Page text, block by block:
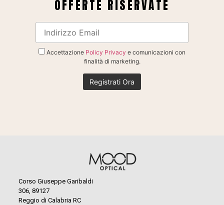
OFFERTE RISERVATE
Accettazione Policy Privacy e comunicazioni con
finalità di marketing.
Corso Giuseppe Garibaldi
306, 89127
Reggio di Calabria RC